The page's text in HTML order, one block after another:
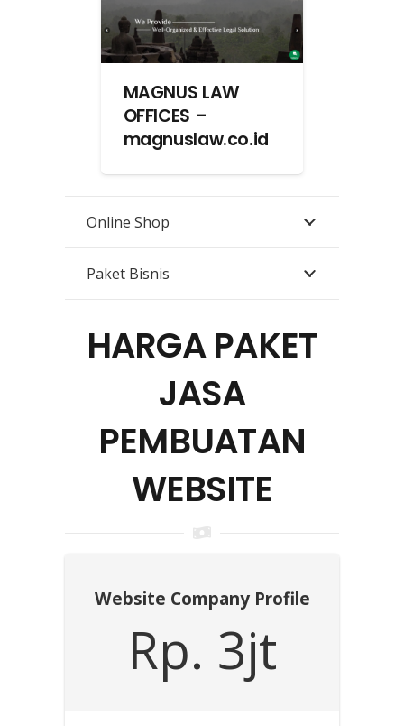
MAGNUS LAW
OFFICES –
magnuslaw.co.id
Online Shop
Paket Bisnis
HARGA PAKET
JASA
PEMBUATAN
WEBSITE
Website Company Profile
Rp. 3jt